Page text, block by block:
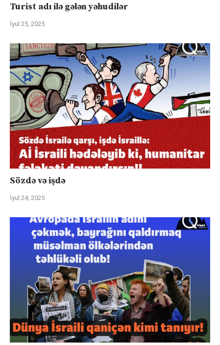
Turist adı ilə gələn yəhudilər
İyul 25, 2025
Sözdə və işdə
İyul 24, 2025